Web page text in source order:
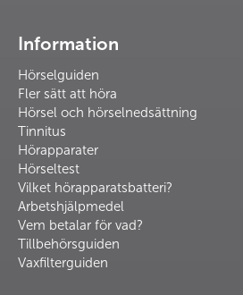
Information
Hörselguiden
Fler sätt att höra
Hörsel och hörselnedsättning
Tinnitus
Hörapparater
Hörseltest
Vilket hörapparatsbatteri?
Arbetshjälpmedel
Vem betalar för vad?
Tillbehörsguiden
Vaxfilterguiden